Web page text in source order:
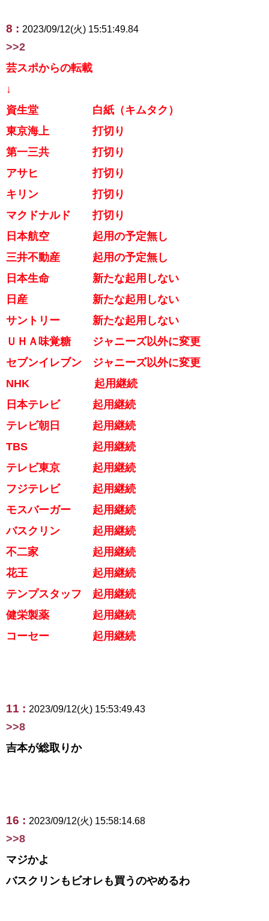
8 : 2023/09/12(火) 15:51:49.84
>>2
芸スポからの転載
↓
資生堂 白紙（キムタク）
東京海上 打切り
第一三共 打切り
アサヒ 打切り
キリン 打切り
マクドナルド 打切り
日本航空 起用の予定無し
三井不動産 起用の予定無し
日本生命 新たな起用しない
日産 新たな起用しない
サントリー 新たな起用しない
ＵＨＡ味覚糖 ジャニーズ以外に変更
セブンイレブン ジャニーズ以外に変更
NHK 起用継続
日本テレビ 起用継続
テレビ朝日 起用継続
TBS 起用継続
テレビ東京 起用継続
フジテレビ 起用継続
モスバーガー 起用継続
バスクリン 起用継続
不二家 起用継続
花王 起用継続
テンプスタッフ 起用継続
健栄製薬 起用継続
コーセー 起用継続
11 : 2023/09/12(火) 15:53:49.43
>>8
吉本が総取りか
16 : 2023/09/12(火) 15:58:14.68
>>8
マジかよ
バスクリンもビオレも買うのやめるわ